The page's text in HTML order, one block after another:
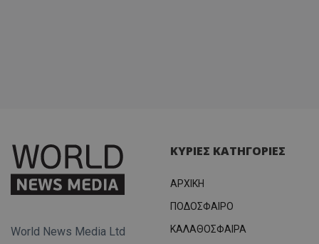
World News Media Ltd
ΚΥΡΙΕΣ ΚΑΤΗΓΟΡΙΕΣ
ΑΡΧΙΚΗ
ΠΟΔΟΣΦΑΙΡΟ
ΚΑΛΑΘΟΣΦΑΙΡΑ